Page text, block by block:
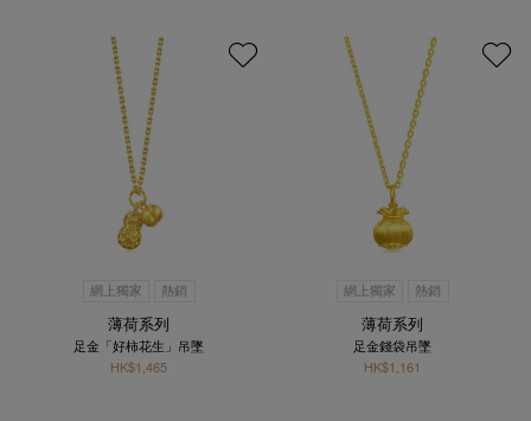
網上獨家 熱銷
薄荷系列
足金「好柿花生」吊墜
HK$1,465
網上獨家 熱銷
薄荷系列
足金錢袋吊墜
HK$1,161